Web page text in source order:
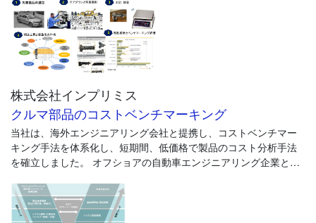
• 熱交換器システム、部品の動作解析
左図 ： エネルギーフロー解析手法の概念図
右図 ： EV車熱マネジメントシステム例
◆ ベンチマーキング受託試験
貴社の課題やご要望をお伝えいただければ、予備調査、車両手
配、試験計画、実施、報告まで一貫して対応いたします。 EV開発
に豊富な経験を持つ自動車、電池メーカ出身の技術者が、お客様
考察まで踏み込んだ解析が可能です。
以下、実施プロジェクトの一例です。
◆車両レベル解析◆
● トータル熱マネ制御
車載全系統（パワートレインと空調）の動作、相互連携、エネル
ギー収支の定量化など車両全体でどのようなバランスが意図され
ているかを調査します。
株式会社インプリミス
クルマ部品のコストベンチマーキング
当社は、海外エンジニアリング会社と提携し、コストベンチマー
キング手法を体系化し、短期間、低価格で製品のコスト分析手法
を確立しました。 オフショアの自動車エンジニアリング企業との
調査、分析サービスを提供します。